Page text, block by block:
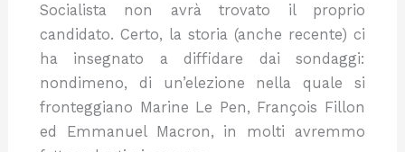
Socialista non avrà trovato il proprio
candidato. Certo, la storia (anche recente) ci
ha insegnato a diffidare dai sondaggi:
nondimeno, di un’elezione nella quale si
fronteggiano Marine Le Pen, François Fillon
ed Emmanuel Macron, in molti avremmo